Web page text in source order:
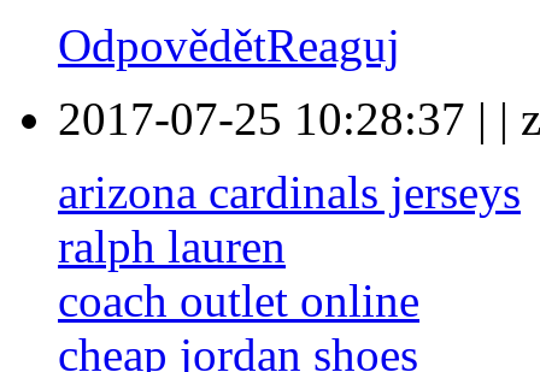
OdpovědětReaguj
2017-07-25 10:28:37 | |
arizona cardinals jerseys
ralph lauren
coach outlet online
cheap jordan shoes